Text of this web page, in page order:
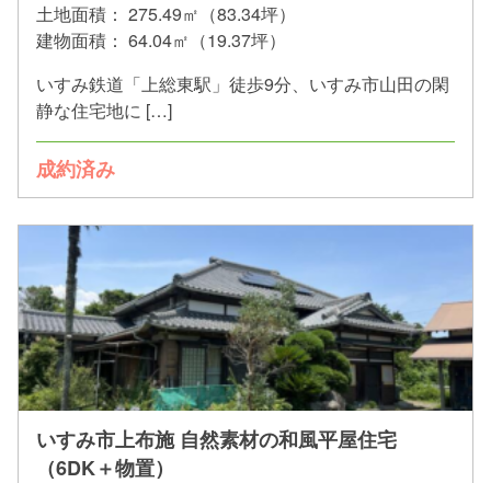
土地面積： 275.49㎡（83.34坪）
建物面積： 64.04㎡（19.37坪）
いすみ鉄道「上総東駅」徒歩9分、いすみ市山田の閑
静な住宅地に […]
成約済み
いすみ市上布施 自然素材の和風平屋住宅
（6DK＋物置）